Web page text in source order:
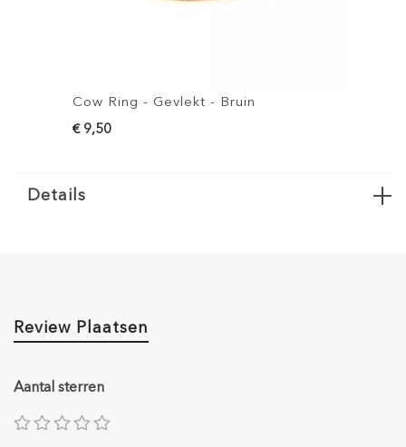
Cow Ring - Gevlekt - Bruin
€ 9,50
Details
Review Plaatsen
Aantal sterren